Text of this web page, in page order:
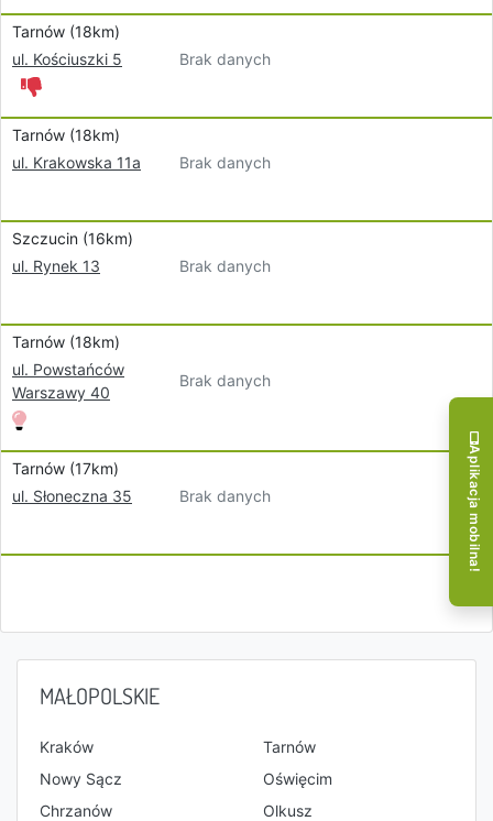
Tarnów (18km)
ul. Kościuszki 5
Brak danych
Tarnów (18km)
ul. Krakowska 11a
Brak danych
Szczucin (16km)
ul. Rynek 13
Brak danych
Tarnów (18km)
ul. Powstańców
Warszawy 40
Brak danych
Tarnów (17km)
ul. Słoneczna 35
Brak danych
MAŁOPOLSKIE
Kraków
Tarnów
Nowy Sącz
Oświęcim
Chrzanów
Olkusz
Aplikacja mobilna!